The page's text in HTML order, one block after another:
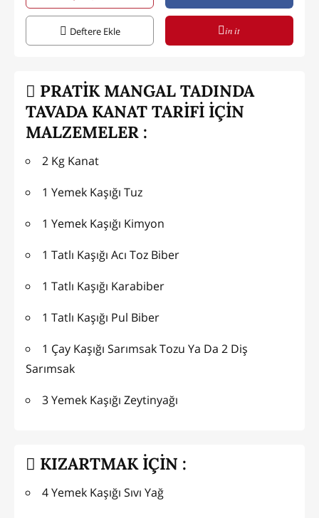
Deftere Ekle in it
PRATİK MANGAL TADINDA
TAVADA KANAT TARİFİ İÇİN
MALZEMELER :
2 Kg Kanat
1 Yemek Kaşığı Tuz
1 Yemek Kaşığı Kimyon
1 Tatlı Kaşığı Acı Toz Biber
1 Tatlı Kaşığı Karabiber
1 Tatlı Kaşığı Pul Biber
1 Çay Kaşığı Sarımsak Tozu Ya Da 2 Diş
Sarımsak
3 Yemek Kaşığı Zeytinyağı
KIZARTMAK İÇİN :
4 Yemek Kaşığı Sıvı Yağ